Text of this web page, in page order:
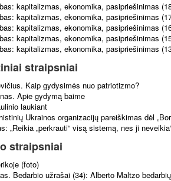
kapitalizmas, ekonomika, pasipriešinimas
kapitalizmas, ekonomika, pasipriešinimas
kapitalizmas, ekonomika, pasipriešinimas
kapitalizmas, ekonomika, pasipriešinimas
kapitalizmas, ekonomika, pasipriešinimas
straipsniai
Kaip gydysimės nuo patriotizmo?
Apie gydymą baime
laukiant
Ukrainos organizacijų pareiškimas dėl
„Reikia „perkrauti“ visą sistemą, nes ji
straipsniai
(foto)
Bedarbio užrašai (34): Alberto Maltzo